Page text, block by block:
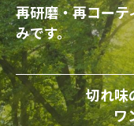
再研磨・再コー
みです。
切れ味
ワ